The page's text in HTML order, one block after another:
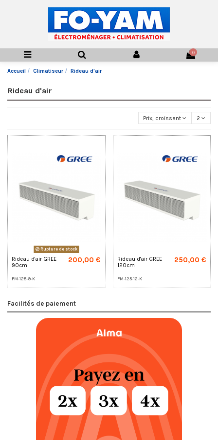
0
Accueil Climatiseur Rideau d'air
Rideau d'air
Prix, croissant 2
Rupture de stock
Rideau d'air GREE
90cm
FM-125-9-K
200,00 €
Rideau d'air GREE
120cm
FM-125-12-K
250,00 €
Facilités de paiement